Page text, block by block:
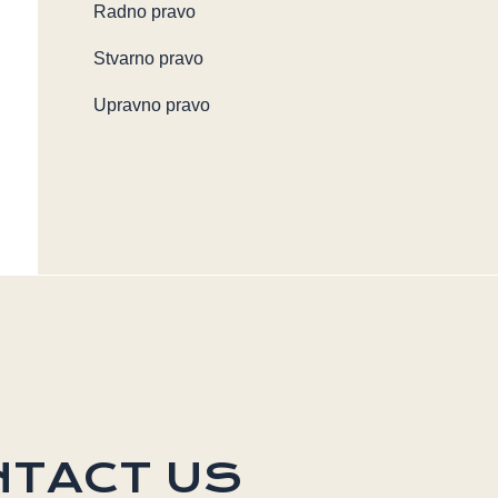
Radno pravo
Stvarno pravo
Upravno pravo
US